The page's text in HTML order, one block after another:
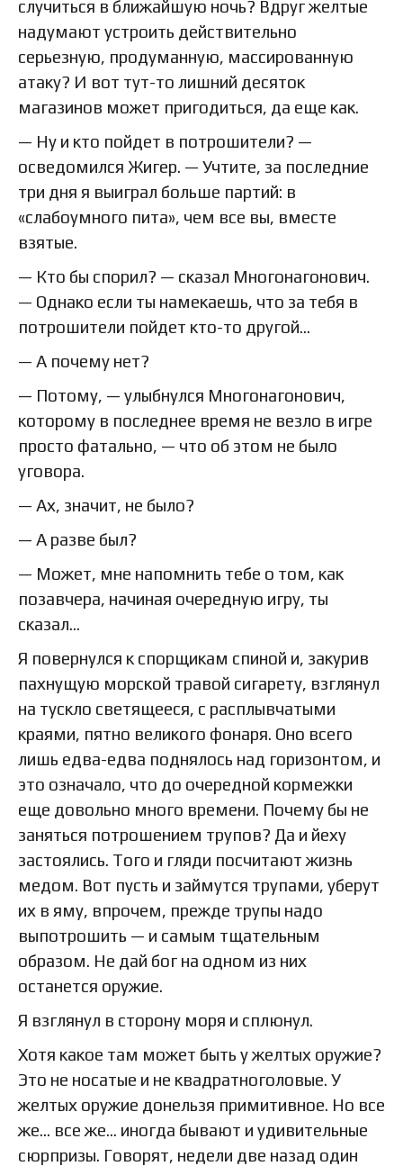
случиться в ближайшую ночь? Вдруг желтые
надумают устроить действительно
серьезную, продуманную, массированную
атаку? И вот тут-то лишний десяток
магазинов может пригодиться, да еще как.
— Ну и кто пойдет в потрошители? —
осведомился Жигер. — Учтите, за последние
три дня я выиграл больше партий: в
«слабоумного пита», чем все вы, вместе
взятые.
— Кто бы спорил? — сказал Многонагонович.
— Однако если ты намекаешь, что за тебя в
потрошители пойдет кто-то другой…
— А почему нет?
— Потому, — улыбнулся Многонагонович,
которому в последнее время не везло в игре
просто фатально, — что об этом не было
уговора.
— Ах, значит, не было?
— А разве был?
— Может, мне напомнить тебе о том, как
позавчера, начиная очередную игру, ты
сказал…
Я повернулся к спорщикам спиной и, закурив
пахнущую морской травой сигарету, взглянул
на тускло светящееся, с расплывчатыми
краями, пятно великого фонаря. Оно всего
лишь едва-едва поднялось над горизонтом, и
это означало, что до очередной кормежки
еще довольно много времени. Почему бы не
заняться потрошением трупов? Да и йеху
застоялись. Того и гляди посчитают жизнь
медом. Вот пусть и займутся трупами, уберут
их в яму, впрочем, прежде трупы надо
выпотрошить — и самым тщательным
образом. Не дай бог на одном из них
останется оружие.
Я взглянул в сторону моря и сплюнул.
Хотя какое там может быть у желтых оружие?
Это не носатые и не квадратноголовые. У
желтых оружие донельзя примитивное. Но все
же… все же… иногда бывают и удивительные
сюрпризы. Говорят, недели две назад один